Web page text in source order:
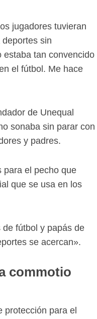
jugadores tuvieran
sin
estaba tan convencido
el fútbol. Me hace
de Unequal
sonaba sin parar con
y padres.
para el pecho que
que se usa en los
de fútbol y papás de
se acercan».
commotio
protección para el